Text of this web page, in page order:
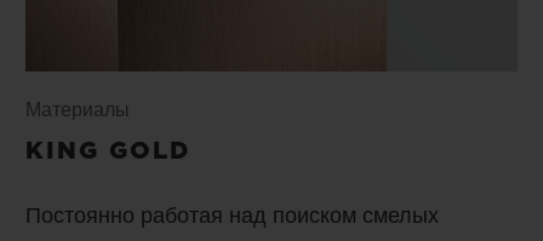
Материалы
KING GOLD
Постоянно работая над поиском смелых